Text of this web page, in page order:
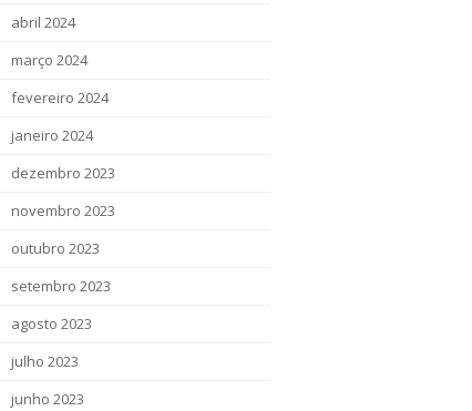
abril 2024
março 2024
fevereiro 2024
janeiro 2024
dezembro 2023
novembro 2023
outubro 2023
setembro 2023
agosto 2023
julho 2023
junho 2023